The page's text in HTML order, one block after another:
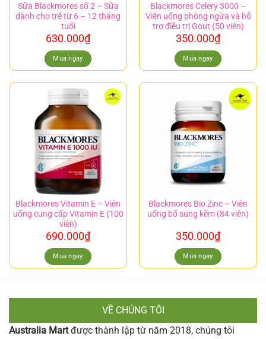
Sữa Blackmores số 2 – Sữa
dành cho trẻ từ 6 – 12 tháng
tuổi
630.000₫
Mua ngay
Blackmores Celery 3000 –
Viên uống phòng ngừa và hỗ
trợ điều trị Gout (50 viên)
350.000₫
Mua ngay
Blackmores Vitamin E – Viên
uống cung cấp Vitamin E (100
viên)
690.000₫
Mua ngay
Blackmores Bio Zinc – Viên
uống bổ sung kẽm (84 viên)
350.000₫
Mua ngay
VỀ CHÚNG TÔI
Australia Martđược thành lập từ năm 2018, chúng tôi